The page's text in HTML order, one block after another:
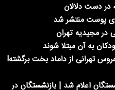
در دست دلالان
پوست منتشر شد
مجیدیه تهران
به آن مبتلا شوند
تهرانی از داماد بخت برگشته!
اعلام شد | بازنشستگان در